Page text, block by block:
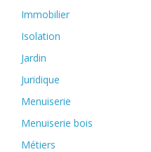
Immobilier
Isolation
Jardin
Juridique
Menuiserie
Menuiserie bois
Métiers